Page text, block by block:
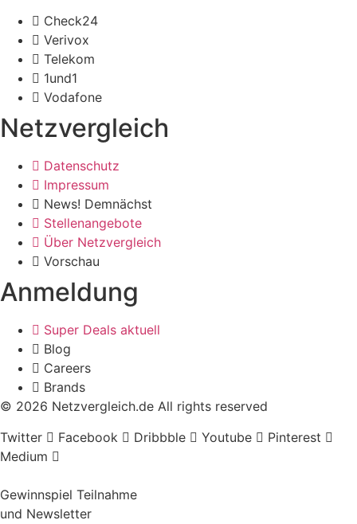
Check24
Verivox
Telekom
1und1
Vodafone
Netzvergleich
Datenschutz
Impressum
News! Demnächst
Stellenangebote
Über Netzvergleich
Vorschau
Anmeldung
Super Deals aktuell
Blog
Careers
Brands
© 2026 Netzvergleich.de All rights reserved
Twitter
Facebook Dribbble Youtube
Pinterest
Medium
Gewinnspiel Teilnahme
und Newsletter